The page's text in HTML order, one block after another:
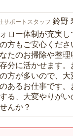
サポートスタッフ 鈴野
ロー体制が充実
方もご安心くださ
たのお掃除や整
分に活かせます
方が多いので、
あるお仕事です
る、大変やりが
んか？